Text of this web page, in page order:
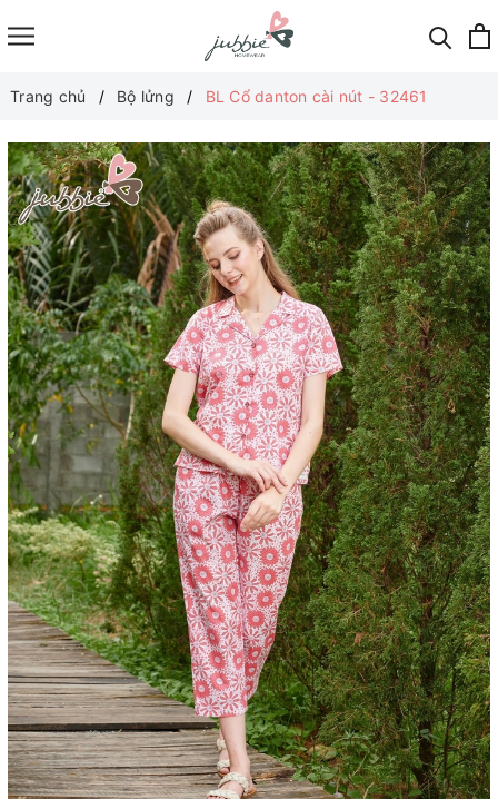
Trang chủ Bộ lửng BL Cổ danton cài nút - 32461